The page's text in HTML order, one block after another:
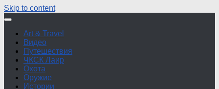
Skip to content
Art & Travel
Видео
Путешествия
ЧКСК Лаир
Охота
Оружие
Истории